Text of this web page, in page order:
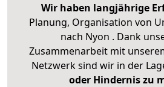
Wir haben langjährige
Planung, Organisation von
nach Nyon . Dank
Zusammenarbeit mit
Netzwerk sind wir in der
oder Hindernis zu